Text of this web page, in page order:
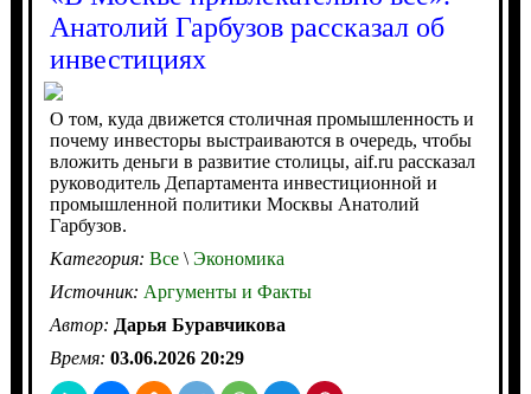
Анатолий Гарбузов рассказал об
инвестициях
О том, куда движется столичная промышленность и
почему инвесторы выстраиваются в очередь, чтобы
вложить деньги в развитие столицы, aif.ru рассказал
руководитель Департамента инвестиционной и
промышленной политики Москвы Анатолий
Гарбузов.
Категория: Все\Экономика
Источник: Аргументы и Факты
Автор: Дарья Буравчикова
Время: 03.06.2026 20:29